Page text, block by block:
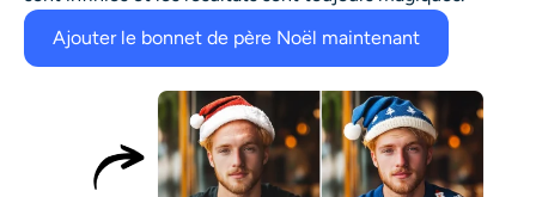
Ajouter le bonnet de père Noël maintenant